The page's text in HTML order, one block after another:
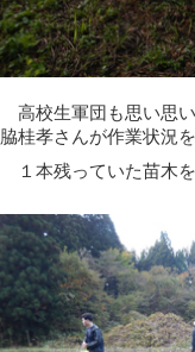
高校生軍団も思い思
脇桂孝さんが作業状況
１本残っていた苗木